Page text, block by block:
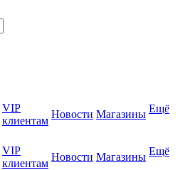
VIP
клиентам
Новости Магазины Ещё
VIP
клиентам
Новости Магазины Ещё